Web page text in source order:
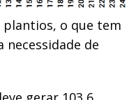
o que tem
de